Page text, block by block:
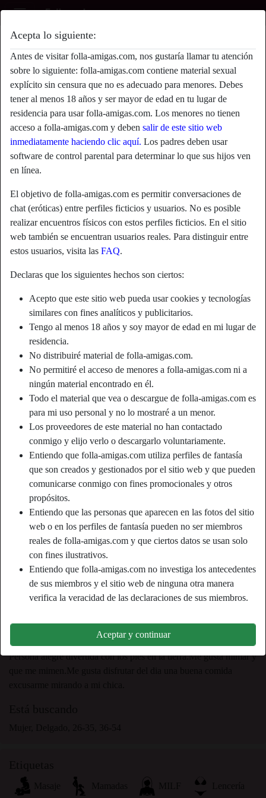
Acepta lo siguiente:
Antes de visitar folla-amigas.com, nos gustaría llamar tu atención
sobre lo siguiente: folla-amigas.com contiene material sexual
explícito sin censura que no es adecuado para menores. Debes
tener al menos 18 años y ser mayor de edad en tu lugar de
residencia para usar folla-amigas.com. Los menores no tienen
acceso a folla-amigas.com y deben salir de este sitio web
inmediatamente haciendo clic aquí. Los padres deben usar
software de control parental para determinar lo que sus hijos ven
en línea.
El objetivo de folla-amigas.com es permitir conversaciones de
chat (eróticas) entre perfiles ficticios y usuarios. No es posible
realizar encuentros físicos con estos perfiles ficticios. En el sitio
web también se encuentran usuarios reales. Para distinguir entre
estos usuarios, visita las FAQ.
Declaras que los siguientes hechos son ciertos:
Acepto que este sitio web pueda usar cookies y tecnologías
similares con fines analíticos y publicitarios.
Tengo al menos 18 años y soy mayor de edad en mi lugar de
residencia.
No distribuiré material de folla-amigas.com.
No permitiré el acceso de menores a folla-amigas.com ni a
ningún material encontrado en él.
Todo el material que vea o descargue de folla-amigas.com es
para mi uso personal y no lo mostraré a un menor.
Los proveedores de este material no han contactado
conmigo y elijo verlo o descargarlo voluntariamente.
Entiendo que folla-amigas.com utiliza perfiles de fantasía
que son creados y gestionados por el sitio web y que pueden
comunicarse conmigo con fines promocionales y otros
propósitos.
Entiendo que las personas que aparecen en las fotos del sitio
web o en los perfiles de fantasía pueden no ser miembros
reales de folla-amigas.com y que ciertos datos se usan solo
con fines ilustrativos.
Entiendo que folla-amigas.com no investiga los antecedentes
de sus miembros y el sitio web de ninguna otra manera
verifica la veracidad de las declaraciones de sus miembros.
Aceptar y continuar
Moreno's perfil
star Agregar
Apodo:
Moreno
Edad:
54
País:
España
Provincia:
Alicante
Género:
Relación:
Color de cabello:
Oscuro
Color de ojos:
Altura:
170 cm
Peso:
68 Kg
Afeitado:
yes
Persona alegre divertida con los pies en la tierra.Me gusta mimar y